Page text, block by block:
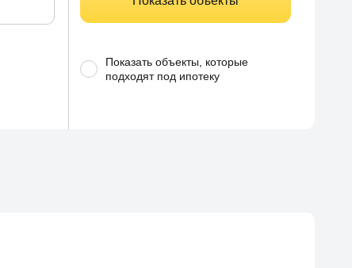
Показать объекты, которые
подходят под ипотеку